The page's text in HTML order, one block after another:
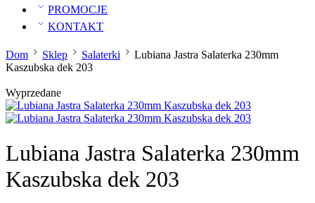
PROMOCJE
KONTAKT
Dom Sklep Salaterki
Lubiana Jastra Salaterka 230mm
Kaszubska dek 203
Wyprzedane
Lubiana Jastra Salaterka 230mm
Kaszubska dek 203